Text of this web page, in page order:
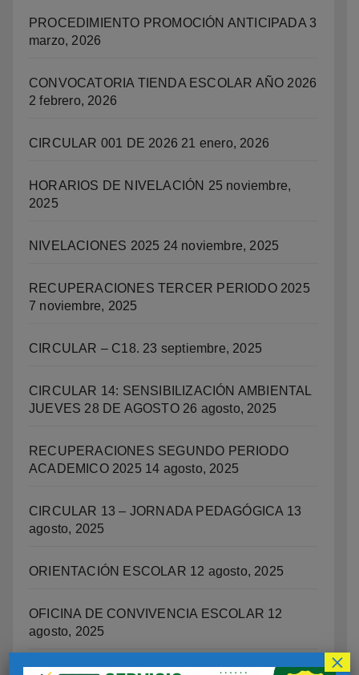
PROCEDIMIENTO PROMOCIÓN ANTICIPADA 3
marzo, 2026
CONVOCATORIA TIENDA ESCOLAR AÑO 2026
2 febrero, 2026
CIRCULAR 001 DE 2026 21 enero, 2026
HORARIOS DE NIVELACIÓN 25 noviembre,
2025
NIVELACIONES 2025 24 noviembre, 2025
RECUPERACIONES TERCER PERIODO 2025
7 noviembre, 2025
CIRCULAR – C18. 23 septiembre, 2025
CIRCULAR 14: SENSIBILIZACIÓN AMBIENTAL
JUEVES 28 DE AGOSTO 26 agosto, 2025
RECUPERACIONES SEGUNDO PERIODO
ACADEMICO 2025 14 agosto, 2025
CIRCULAR 13 – JORNADA PEDAGÓGICA 13
agosto, 2025
ORIENTACIÓN ESCOLAR 12 agosto, 2025
OFICINA DE CONVIVENCIA ESCOLAR 12
agosto, 2025
×